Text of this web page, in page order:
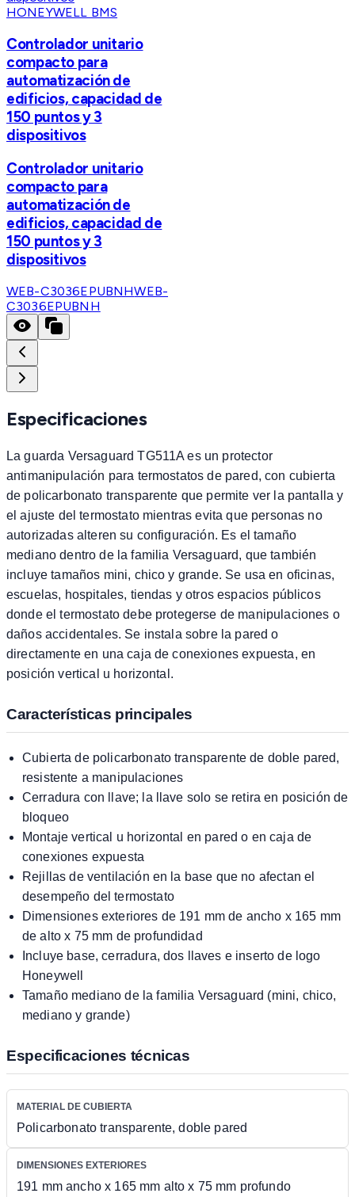
HONEYWELL BMS
Controlador unitario
compacto para
automatización de
edificios, capacidad de
150 puntos y 3
dispositivos
Controlador unitario
compacto para
automatización de
edificios, capacidad de
150 puntos y 3
dispositivos
WEB-C3036EPUBNHWEB-
C3036EPUBNH
Especificaciones
La guarda Versaguard TG511A es un protector
antimanipulación para termostatos de pared, con cubierta
de policarbonato transparente que permite ver la pantalla y
el ajuste del termostato mientras evita que personas no
autorizadas alteren su configuración. Es el tamaño
mediano dentro de la familia Versaguard, que también
incluye tamaños mini, chico y grande. Se usa en oficinas,
escuelas, hospitales, tiendas y otros espacios públicos
donde el termostato debe protegerse de manipulaciones o
daños accidentales. Se instala sobre la pared o
directamente en una caja de conexiones expuesta, en
posición vertical u horizontal.
Características principales
Cubierta de policarbonato transparente de doble pared,
resistente a manipulaciones
Cerradura con llave; la llave solo se retira en posición de
bloqueo
Montaje vertical u horizontal en pared o en caja de
conexiones expuesta
Rejillas de ventilación en la base que no afectan el
desempeño del termostato
Dimensiones exteriores de 191 mm de ancho x 165 mm
de alto x 75 mm de profundidad
Incluye base, cerradura, dos llaves e inserto de logo
Honeywell
Tamaño mediano de la familia Versaguard (mini, chico,
mediano y grande)
Especificaciones técnicas
MATERIAL DE CUBIERTA
Policarbonato transparente, doble pared
DIMENSIONES EXTERIORES
191 mm ancho x 165 mm alto x 75 mm profundo